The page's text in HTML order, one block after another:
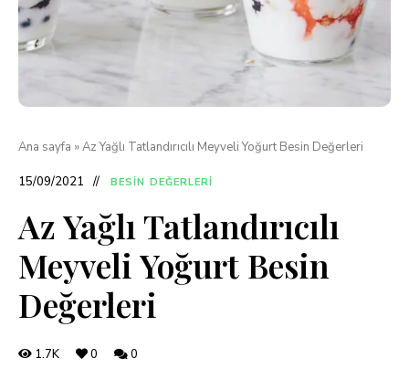
Ana sayfa »Az Yağlı Tatlandırıcılı Meyveli Yoğurt Besin Değerleri
15/09/2021 BESIN DEĞERLERI
Az Yağlı Tatlandırıcılı
Meyveli Yoğurt Besin
Değerleri
1.7K 0 0